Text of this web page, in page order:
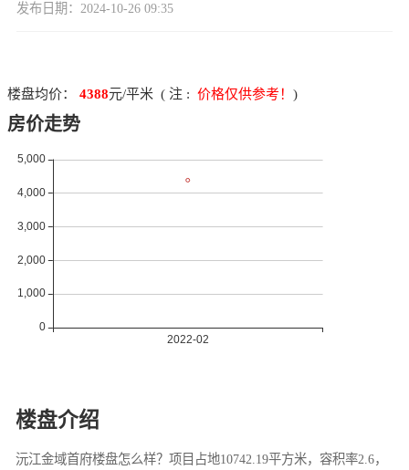
发布日期：2024-10-26 09:35
楼盘均价：4388元/平米 ( 注 :价格仅供参考！)
房价走势
楼盘介绍
沅江金域首府楼盘怎么样？项目占地10742.19平方米，容积率2.6，